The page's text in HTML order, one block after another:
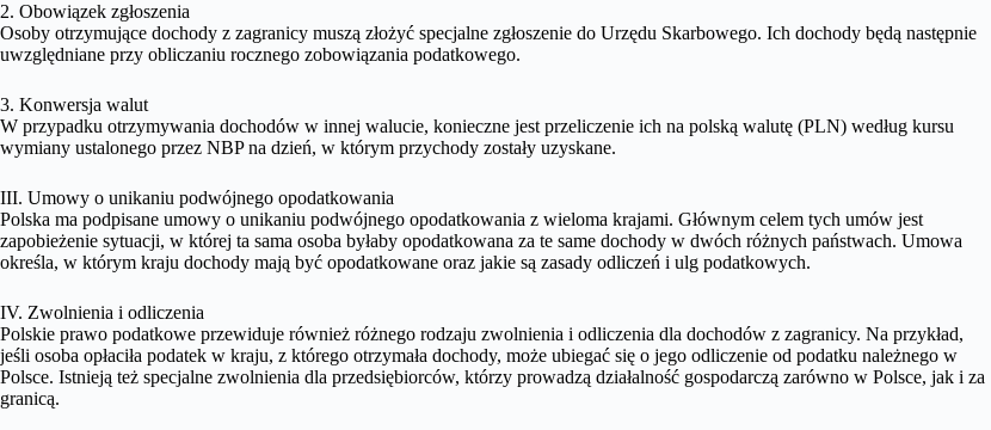
2. Obowiązek zgłoszenia
Osoby otrzymujące dochody z zagranicy muszą złożyć specjalne zgłoszenie do Urzędu Skarbowego. Ich dochody będą następnie
uwzględniane przy obliczaniu rocznego zobowiązania podatkowego.
3. Konwersja walut
W przypadku otrzymywania dochodów w innej walucie, konieczne jest przeliczenie ich na polską walutę (PLN) według kursu
wymiany ustalonego przez NBP na dzień, w którym przychody zostały uzyskane.
III. Umowy o unikaniu podwójnego opodatkowania
Polska ma podpisane umowy o unikaniu podwójnego opodatkowania z wieloma krajami. Głównym celem tych umów jest
zapobieżenie sytuacji, w której ta sama osoba byłaby opodatkowana za te same dochody w dwóch różnych państwach. Umowa
określa, w którym kraju dochody mają być opodatkowane oraz jakie są zasady odliczeń i ulg podatkowych.
IV. Zwolnienia i odliczenia
Polskie prawo podatkowe przewiduje również różnego rodzaju zwolnienia i odliczenia dla dochodów z zagranicy. Na przykład,
jeśli osoba opłaciła podatek w kraju, z którego otrzymała dochody, może ubiegać się o jego odliczenie od podatku należnego w
Polsce. Istnieją też specjalne zwolnienia dla przedsiębiorców, którzy prowadzą działalność gospodarczą zarówno w Polsce, jak i za
granicą.